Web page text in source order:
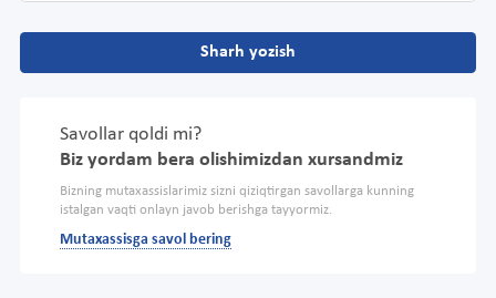
Sharh yozish
Savollar qoldi mi?
Biz yordam bera olishimizdan xursandmiz
Bizning mutaxassislarimiz sizni qiziqtirgan savollarga kunning
istalgan vaqti onlayn javob berishga tayyormiz.
Mutaxassisga savol bering